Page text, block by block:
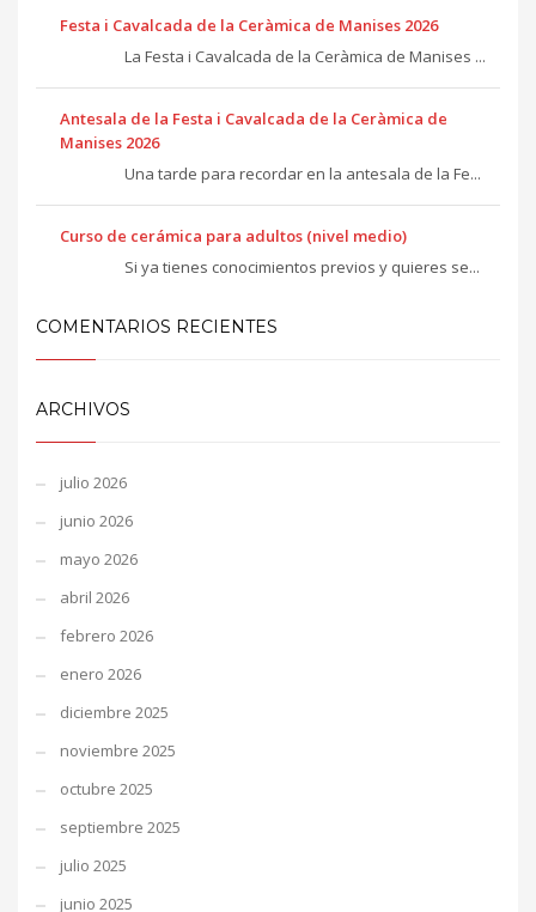
Festa i Cavalcada de la Ceràmica de Manises 2026
La Festa i Cavalcada de la Ceràmica de Manises ...
Antesala de la Festa i Cavalcada de la Ceràmica de
Manises 2026
Una tarde para recordar en la antesala de la Fe...
Curso de cerámica para adultos (nivel medio)
Si ya tienes conocimientos previos y quieres se...
COMENTARIOS RECIENTES
ARCHIVOS
julio 2026
junio 2026
mayo 2026
abril 2026
febrero 2026
enero 2026
diciembre 2025
noviembre 2025
octubre 2025
septiembre 2025
julio 2025
junio 2025